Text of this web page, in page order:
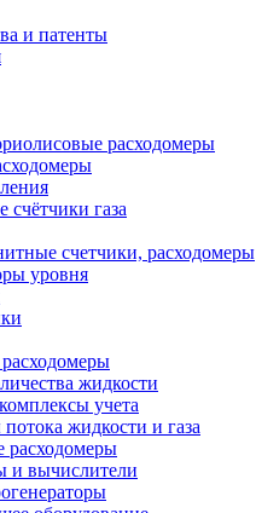
и патенты
расходомеры
счётчики газа
счетчики, расходомеры
уровня
жидкости
учета
жидкости и газа
и вычислители